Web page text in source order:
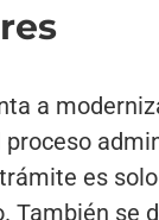
a
es
También se